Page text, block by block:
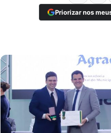
Priorizar nos